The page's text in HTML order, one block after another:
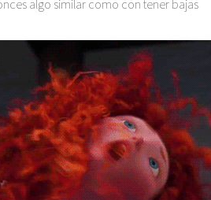
algo similar como con tener bajas